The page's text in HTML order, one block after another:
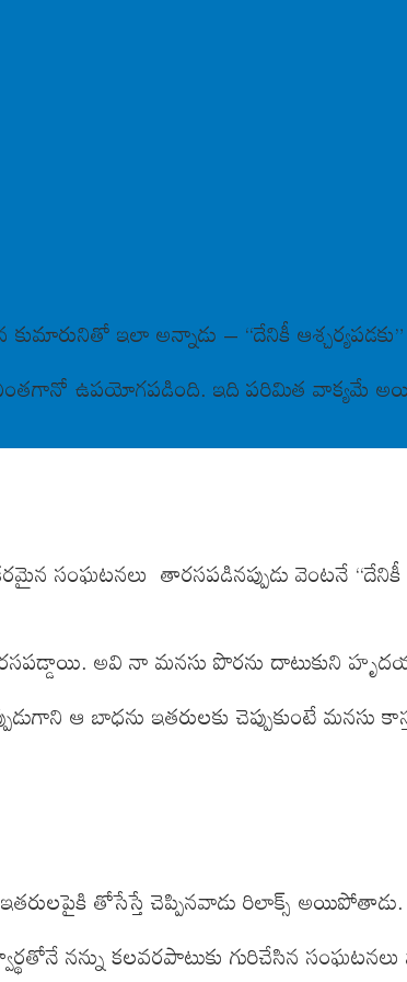
ఇలా అన్నాడు – “దేనికీ ఆశ్చర్యపడకు”
ఎంతగానో ఉపయోగపడింది. ఇది పరిమిత వాక్యమే
సంఘటనలు తారసపడినప్పుడు వెంటనే “దేనికీ
అవి నా మనసు పొరను దాటుకుని
ఆ బాధను ఇతరులకు చెప్పుకుంటే మనసు
తోసేస్తే చెప్పినవాడు రిలాక్స్ అయిపోతాడు.
నన్ను కలవరపాటుకు గురిచేసిన